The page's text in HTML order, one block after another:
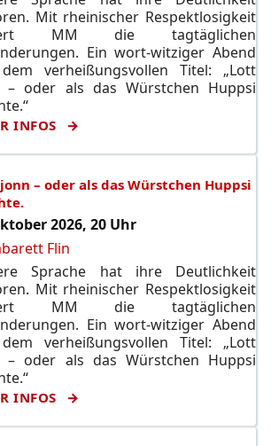
Mit rheinischer Respektlosigkeit
MM die tagtäglichen
Ein wort-witziger Abend
verheißungsvollen Titel: „Lott
– oder als das Würstchen Huppsi
INFOS
– oder als das Würstchen Huppsi
2026, 20 Uhr
Flin
Sprache hat ihre Deutlichkeit
Mit rheinischer Respektlosigkeit
MM die tagtäglichen
Ein wort-witziger Abend
verheißungsvollen Titel: „Lott
– oder als das Würstchen Huppsi
INFOS